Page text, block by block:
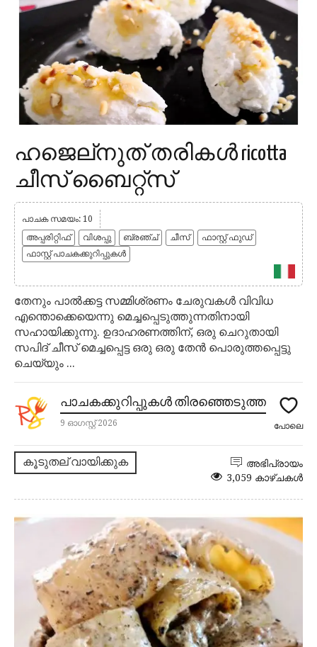
ഹജെല്നുത് തരികൾ ricotta
ചീസ് ബൈറ്റ്സ്
പാചക സമയം: 10
അപ്പരിറ്റിഫ്
വിശപ്പു ബ്രഞ്ച് ചീസ്
ഫാസ്റ്റ് ഫുഡ്
ഫാസ്റ്റ് പാചകക്കുറിപ്പുകൾ
തേനും പാൽക്കട്ട സമ്മിശ്രണം ചേരുവകൾ വിവിധ
എന്തൊക്കെയെന്നു മെച്ചപ്പെടുത്തുന്നതിനായി
സഹായിക്കുന്നു. ഉദാഹരണത്തിന്, ഒരു ചെറുതായി
സപിദ് ചീസ് മെച്ചപ്പെട്ട ഒരു ഒരു തേൻ പൊരുത്തപ്പെട്ടു
ചെയ്യും ...
പാചകക്കുറിപ്പുകൾ തിരഞ്ഞെടുത്ത
9 ഓഗസ്റ്റ് 2026 പോലെ
കൂടുതല് വായിക്കുക
അഭിപ്രായം
3,059 കാഴ്ചകൾ